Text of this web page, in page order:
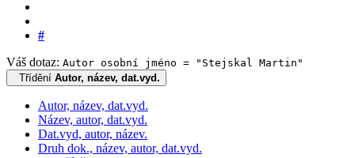
#
Váš dotaz: Autor osobní jméno = "Stejskal Martin"
Třídění Autor, název, dat.vyd.
Autor, název, dat.vyd.
Název, autor, dat.vyd.
Dat.vyd, autor, název.
Druh dok., název, autor, dat.vyd.